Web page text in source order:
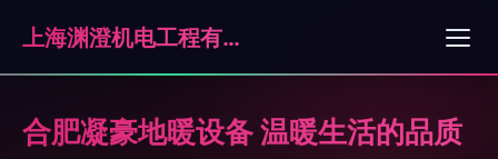
上海渊澄机电工程有限公司
合肥凝豪地暖设备 温暖生活的品质